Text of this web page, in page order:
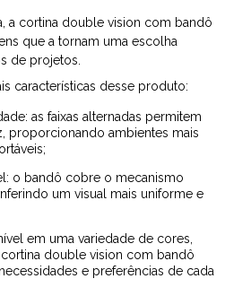
a cortina double vision com bandô
que a tornam uma escolha
de projetos.
características desse produto:
proporcionando ambientes mais
um visual mais uniforme e
cortina double vision com bandô
e preferências de cada